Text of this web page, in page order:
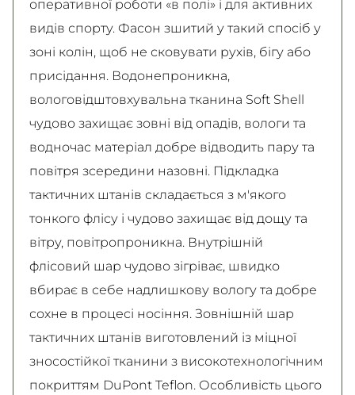
оперативної роботи «в полі» і для активних
видів спорту. Фасон зшитий у такий спосіб у
зоні колін, щоб не сковувати рухів, бігу або
присідання. Водонепроникна,
вологовідштовхувальна тканина Soft Shell
чудово захищає зовні від опадів, вологи та
водночас матеріал добре відводить пару та
повітря зсередини назовні. Підкладка
тактичних штанів складається з м'якого
тонкого флісу і чудово захищає від дощу та
вітру, повітропроникна. Внутрішній
флісовий шар чудово зігріває, швидко
вбирає в себе надлишкову вологу та добре
сохне в процесі носіння. Зовнішній шар
тактичних штанів виготовлений із міцної
зносостійкої тканини з високотехнологічним
покриттям DuPont Teflon. Особливість цього